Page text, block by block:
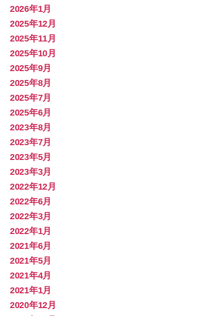
2026年1月
2025年12月
2025年11月
2025年10月
2025年9月
2025年8月
2025年7月
2025年6月
2023年8月
2023年7月
2023年5月
2023年3月
2022年12月
2022年6月
2022年3月
2022年1月
2021年6月
2021年5月
2021年4月
2021年1月
2020年12月